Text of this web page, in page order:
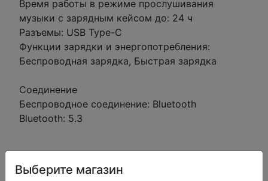
Выберите магазин
Время работы в режиме прослушивания
музыки с зарядным кейсом до: 24 ч
Разъемы: USB Type-C
Функции зарядки и энергопотребления:
Беспроводная зарядка, Быстрая зарядка
Соединение
Беспроводное соединение: Bluetooth
Bluetooth: 5.3